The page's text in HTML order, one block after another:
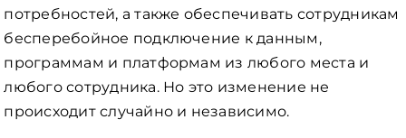
потребностей, а также обеспечивать сотрудникам
бесперебойное подключение к данным,
программам и платформам из любого места и
любого сотрудника. Но это изменение не
происходит случайно и независимо.